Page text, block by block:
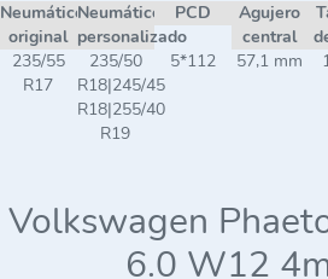
Neumático
original
Neumático
personalizado
PCD
Agujero
central
235/55
R17
235/50
R18|245/45
R18|255/40
R19
5*112 57,1 mm
Volkswagen
6.0 W12